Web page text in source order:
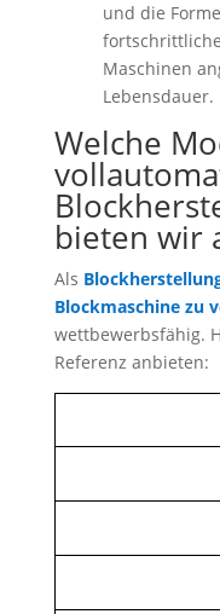
und die
Maschinen
Lebensdauer.
Welche
bieten wir
Als
Blockmaschine zu
wettbewerbsfähig.
Referenz anbieten: